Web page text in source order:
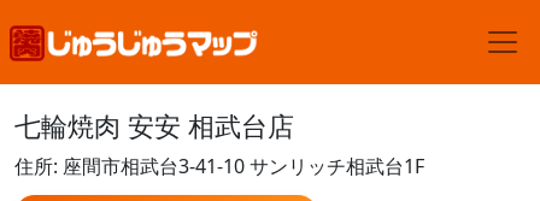
七輪焼肉 安安 相武台店
住所: 座間市相武台3-41-10 サンリッチ相武台1F